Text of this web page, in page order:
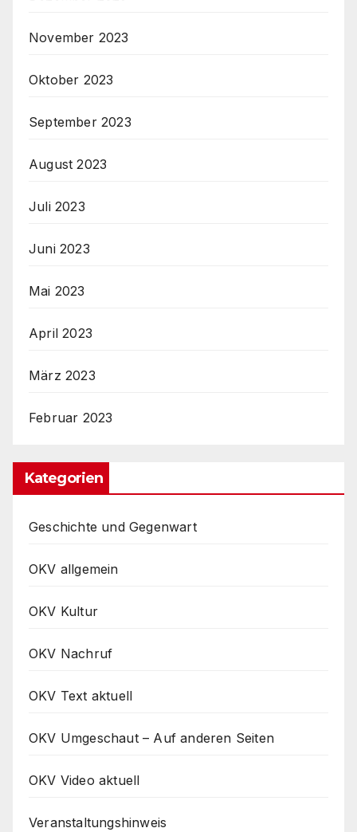
November 2023
Oktober 2023
September 2023
August 2023
Juli 2023
Juni 2023
Mai 2023
April 2023
März 2023
Februar 2023
Kategorien
Geschichte und Gegenwart
OKV allgemein
OKV Kultur
OKV Nachruf
OKV Text aktuell
OKV Umgeschaut – Auf anderen Seiten
OKV Video aktuell
Veranstaltungshinweis